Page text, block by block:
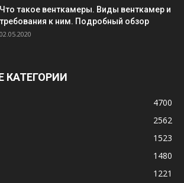
Что такое венткамеры. Виды венткамер и
требования к ним. Подробный обзор
02.05.2020
КАТЕГОРИИ
4700
2562
1523
1480
1221